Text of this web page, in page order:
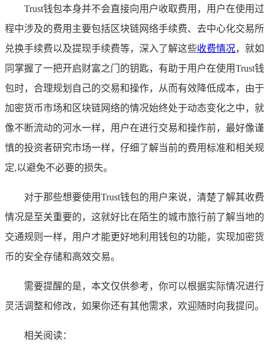
Trust钱包本身并不会直接向用户收取费用，用户在使用过
程中涉及的费用主要包括区块链网络手续费、去中心化交易所
兑换手续费以及提现手续费等，深入了解这些收费情况，就如
同掌握了一把开启财富之门的钥匙，有助于用户在使用Trust钱
包时，合理规划自己的交易和操作，从而有效降低成本，由于
加密货币市场和区块链网络的情况始终处于动态变化之中，就
像不断流动的河水一样，用户在进行交易和操作前，最好像谨
慎的投资者研究市场一样，仔细了解当前的费用标准和相关规
定,以避免不必要的损失。
对于那些想要使用Trust钱包的用户来说，清楚了解其收费
情况是至关重要的，这就好比在陌生的城市旅行前了解当地的
交通规则一样，用户才能更好地利用钱包的功能，实现加密货
币的安全存储和高效交易。
需要提醒的是，本文仅供参考，你可以根据实际情况进行
灵活调整和修改，如果你还有其他需求，欢迎随时向我提问。
相关阅读：